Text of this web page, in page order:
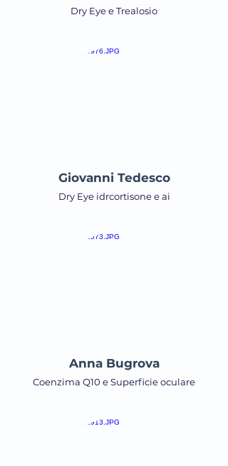
Dry Eye e Trealosio
Giovanni Tedesco
Dry Eye idrcortisone e ai
Anna Bugrova
Coenzima Q10 e Superficie oculare